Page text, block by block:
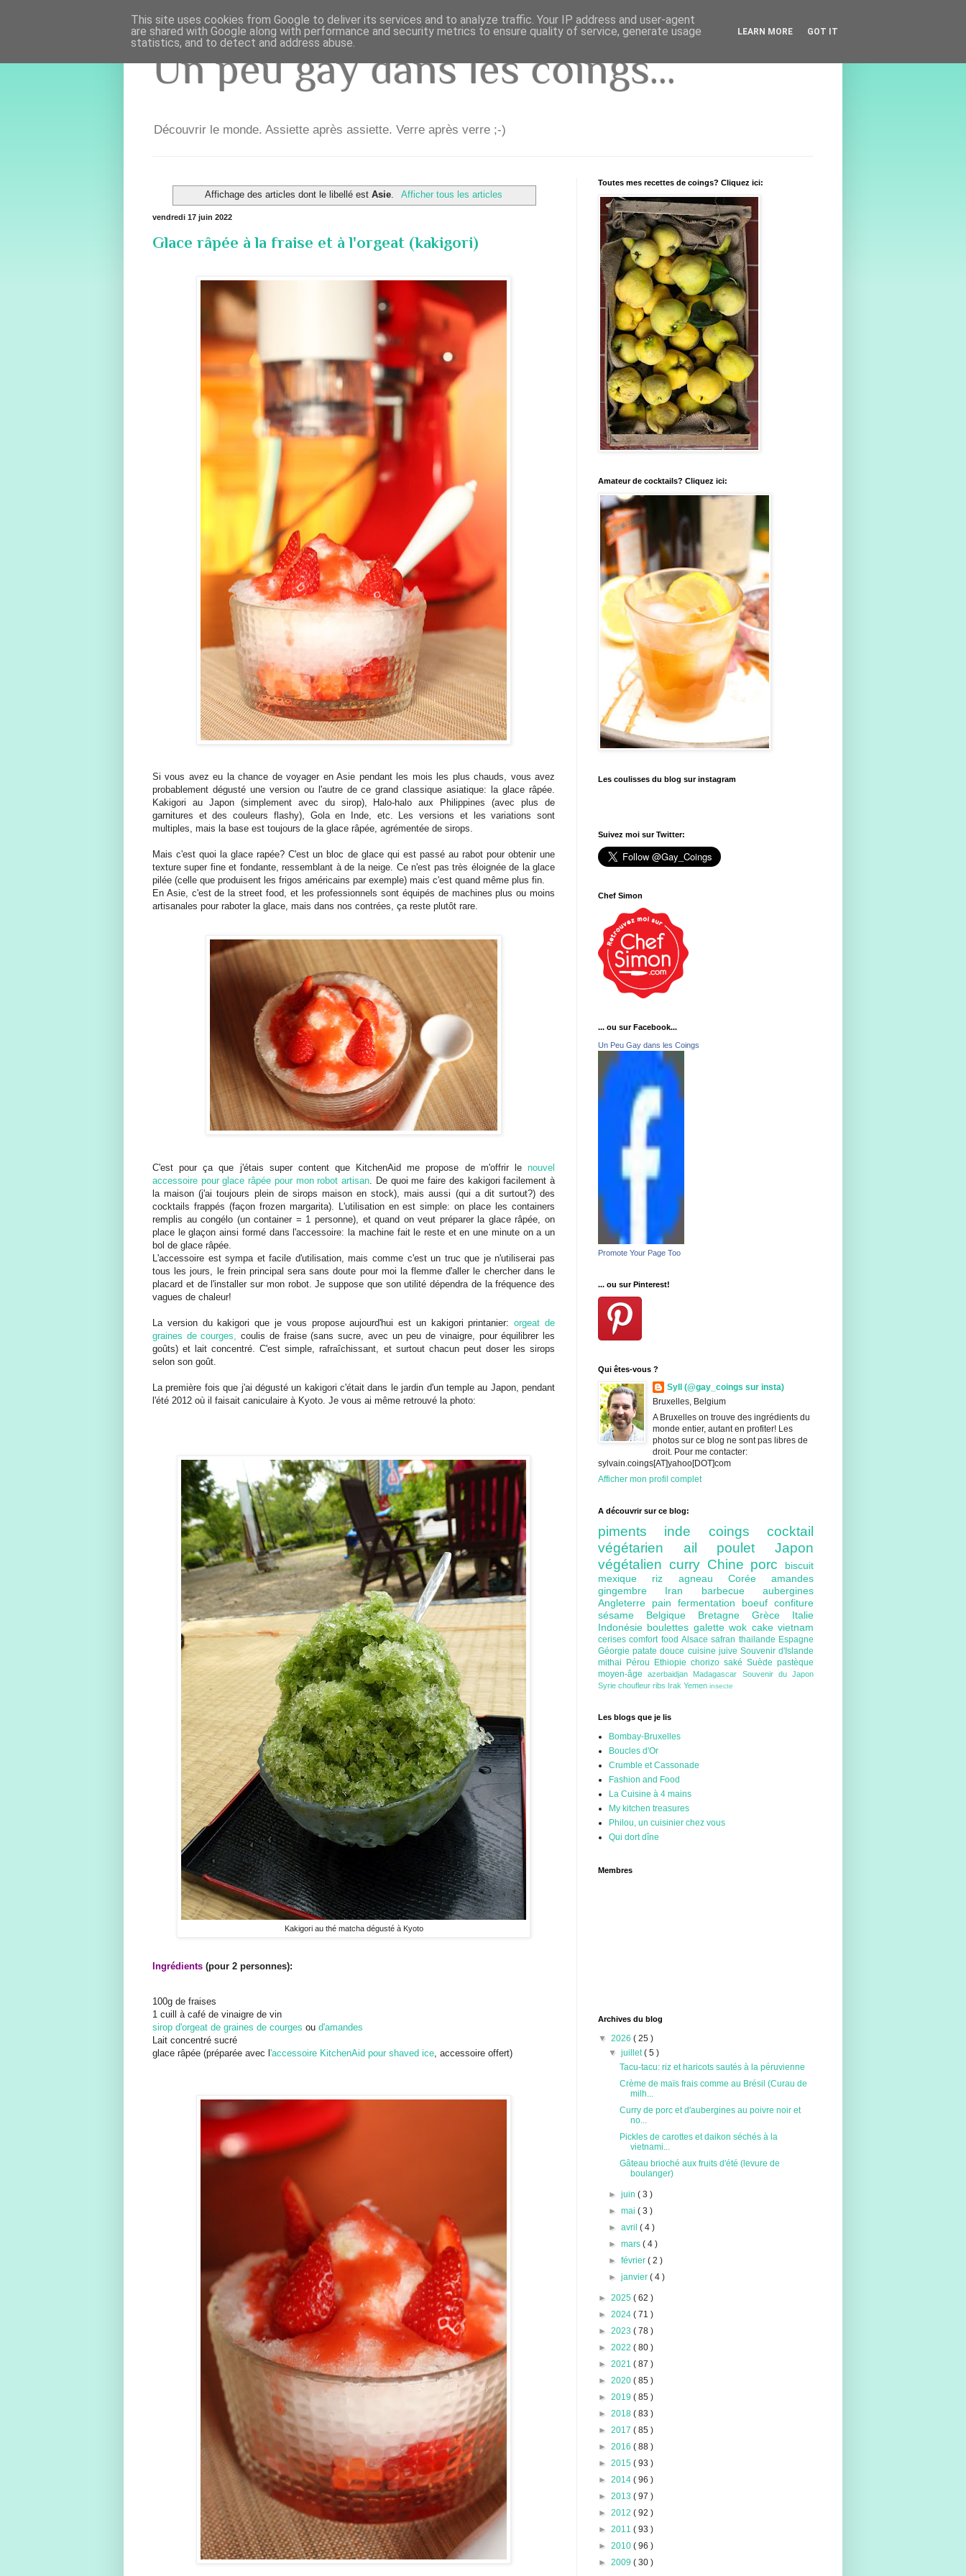
Un peu gay dans les coings...
Découvrir le monde. Assiette après assiette. Verre après verre ;-)
Affichage des articles dont le libellé estAsie. Afficher tous les articles
vendredi 17 juin 2022
Glace râpée à la fraise et à l'orgeat (kakigori)
Si vous avez eu la chance de voyager en Asie pendant les mois les plus chauds, vous avez
probablement dégusté une version ou l'autre de ce grand classique asiatique: la glace râpée.
Kakigori au Japon (simplement avec du sirop), Halo-halo aux Philippines (avec plus de
garnitures et des couleurs flashy), Gola en Inde, etc. Les versions et les variations sont
multiples, mais la base est toujours de la glace râpée, agrémentée de sirops.
Mais c'est quoi la glace rapée? C'est un bloc de glace qui est passé au rabot pour obtenir une
texture super fine et fondante, ressemblant à de la neige. Ce n'est pas très éloignée de la glace
pilée (celle que produisent les frigos américains par exemple) mais c'est quand même plus fin.
En Asie, c'est de la street food, et les professionnels sont équipés de machines plus ou moins
artisanales pour raboter la glace, mais dans nos contrées, ça reste plutôt rare.
C'est pour ça que j'étais super content que KitchenAid me propose de m'offrir le nouvel
accessoire pour glace râpée pour mon robot artisan . De quoi me faire des kakigori facilement à
la maison (j'ai toujours plein de sirops maison en stock), mais aussi (qui a dit surtout?) des
cocktails frappés (façon frozen margarita). L'utilisation en est simple: on place les containers
remplis au congélo (un container = 1 personne), et quand on veut préparer la glace râpée, on
place le glaçon ainsi formé dans l'accessoire: la machine fait le reste et en une minute on a un
bol de glace râpée.
L'accessoire est sympa et facile d'utilisation, mais comme c'est un truc que je n'utiliserai pas
tous les jours, le frein principal sera sans doute pour moi la flemme d'aller le chercher dans le
placard et de l'installer sur mon robot. Je suppose que son utilité dépendra de la fréquence des
vagues de chaleur!
La version du kakigori que je vous propose aujourd'hui est un kakigori printanier:orgeat de
graines de courges,
coulis de fraise (sans sucre, avec un peu de vinaigre, pour équilibrer les
goûts) et lait concentré. C'est simple, rafraîchissant, et surtout chacun peut doser les sirops
selon son goût.
La première fois que j'ai dégusté un kakigori c'était dans le jardin d'un temple au Japon, pendant
l'été 2012 où il faisait caniculaire à Kyoto. Je vous ai même retrouvé la photo:
Kakigori au thé matcha dégusté à Kyoto
Ingrédients (pour 2 personnes):
100g de fraises
1 cuill à café de vinaigre de vin
sirop d'orgeat de graines de courges ou d'amandes
Lait concentré sucré
glace râpée (préparée avec l 'accessoire KitchenAid pour shaved ice, accessoire offert)
Toutes mes recettes de coings? Cliquez ici:
Amateur de cocktails? Cliquez ici:
Les coulisses du blog sur instagram
Suivez moi sur Twitter:
Chef Simon
... ou sur Facebook...
Un Peu Gay dans les Coings
Promote Your Page Too
... ou sur Pinterest!
Qui êtes-vous ?
Syll (@gay_coings sur insta)
Bruxelles, Belgium
A Bruxelles on trouve des ingrédients du
monde entier, autant en profiter! Les
photos sur ce blog ne sont pas libres de
droit. Pour me contacter:
sylvain.coings[AT]yahoo[DOT]com
Afficher mon profil complet
A découvrir sur ce blog:
piments inde coingscocktail
végétarien ail pouletJapon
végétalien curry Chine porc
biscuit
mexique riz agneau Corée amandes
gingembre Iran barbecueaubergines
Angleterre pain fermentation boeuf confiture
sésame Belgique Bretagne Grèce Italie
Indonésie boulettes galettewok cakevietnam
cerisescomfort foodAlsacesafran thailande Espagne
Géorgiepatate douce cuisine juive Souvenir d'Islande
mithai
Pérou Ethiopie chorizo saké Suède pastèque
moyen-âgeazerbaidjan Madagascar Souvenir du Japon
Syrie choufleur ribs Irak Yemen insecte
Les blogs que je lis
Bombay-Bruxelles
Boucles d'Or
Crumble et Cassonade
Fashion and Food
La Cuisine à 4 mains
My kitchen treasures
Philou, un cuisinier chez vous
Qui dort dîne
Membres
Archives du blog
▼ 2026 ( 25 )
▼juillet( 5 )
Tacu-tacu: riz et haricots sautés à la péruvienne
Crème de maïs frais comme au Brésil (Curau de
milh...
Curry de porc et d'aubergines au poivre noir et
no...
Pickles de carottes et daikon séchés à la
vietnami...
Gâteau brioché aux fruits d'été (levure de
boulanger)
►juin( 3 )
►mai( 3 )
►avril( 4 )
►mars( 4 )
►février( 2 )
►janvier( 4 )
► 2025 ( 62 )
► 2024 ( 71 )
► 2023 ( 78 )
► 2022 ( 80 )
► 2021 ( 87 )
► 2020 ( 85 )
► 2019 ( 85 )
► 2018 ( 83 )
► 2017 ( 85 )
► 2016 ( 88 )
► 2015 ( 93 )
► 2014 ( 96 )
► 2013 ( 97 )
► 2012 ( 92 )
► 2011 ( 93 )
► 2010 ( 96 )
► 2009 ( 30 )
This site uses cookies from Google to deliver its services and to analyze traffic. Your IP address and user-agent
are shared with Google along with performance and security metrics to ensure quality of service, generate usage
statistics, and to detect and address abuse.
LEARN MORE GOT IT